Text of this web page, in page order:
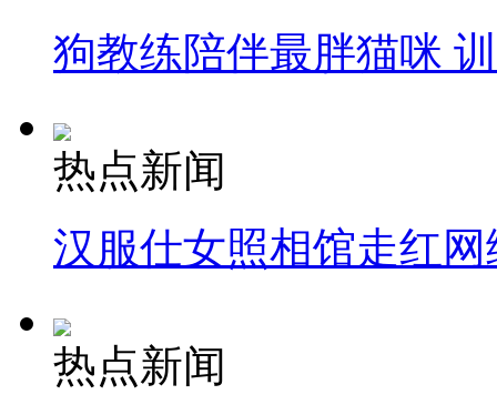
狗教练陪伴最胖猫咪
热点新闻
汉服仕女照相馆走红网
热点新闻